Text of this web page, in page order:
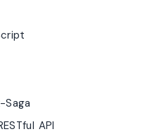
Saga
API